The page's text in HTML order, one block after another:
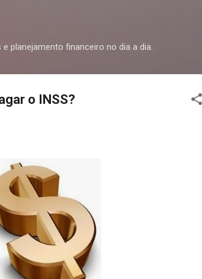
planejamento financeiro no dia a dia.
o INSS?